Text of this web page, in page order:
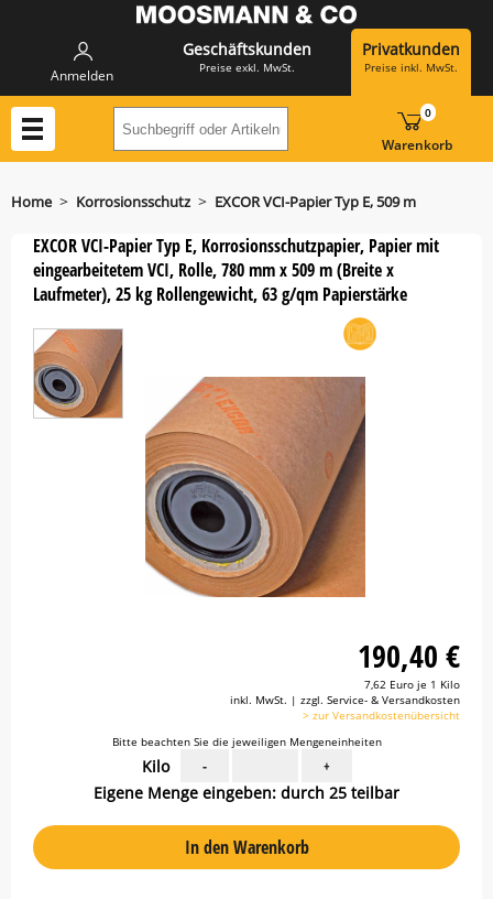
Anmelden
Geschäftskunden
Preise exkl. MwSt.
Privatkunden
Preise inkl. MwSt.
Suchbegriff oder Artikelnummer hier
Warenkorb
0
Home > Korrosionsschutz > EXCOR VCI-Papier Typ E, 509 m
EXCOR VCI-Papier Typ E, Korrosionsschutzpapier, Papier mit
eingearbeitetem VCI, Rolle, 780 mm x 509 m (Breite x
Laufmeter), 25 kg Rollengewicht, 63 g/qm Papierstärke
190,40 €
7,62 Euro je 1 Kilo
inkl. MwSt. | zzgl. Service- & Versandkosten
> zur Versandkostenübersicht
Bitte beachten Sie die jeweiligen Mengeneinheiten
Kilo - +
Eigene Menge eingeben: durch 25 teilbar
In den Warenkorb